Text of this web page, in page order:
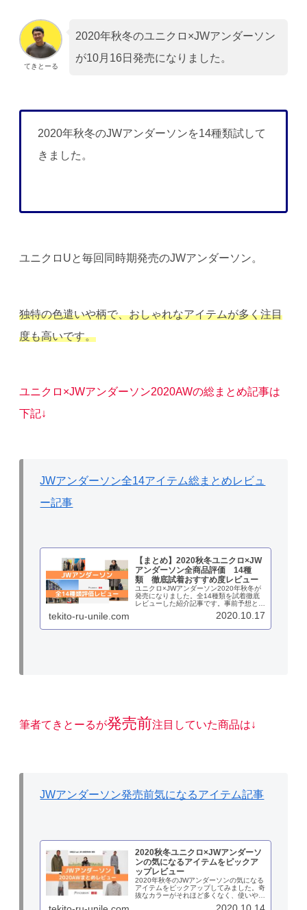
てきとーる
2020年秋冬のユニクロ×JWアンダーソン
が10月16日発売になりました。
2020年秋冬のJWアンダーソンを14種類試して
きました。
ユニクロUと毎回同時期発売のJWアンダーソン。
独特の色遣いや柄で、おしゃれなアイテムが多く注目
度も高いです。
ユニクロ×JWアンダーソン2020AWの総まとめ記事は
下記↓
JWアンダーソン全14アイテム総まとめレビュ
ー記事
【まとめ】2020秋冬ユニクロ×JW
アンダーソン全商品評価 14種
類 徹底試着おすすめ度レビュー
ユニクロ×JWアンダーソン2020年秋冬が
発売になりました。全14種類を試着徹底
レビューした紹介記事です。事前予想とは
ちょっと違った結果になりましたが、良い
アイテムもあるので、しっかりと調べて試
tekito-ru-unile.com 2020.10.17
筆者てきとーるが発売前注目していた商品は↓
JWアンダーソン発売前気になるアイテム記事
2020秋冬ユニクロ×JWアンダーソ
ンの気になるアイテムをピックア
ップレビュー
2020年秋冬のJWアンダーソンの気になる
アイテムをピックアップしてみました。奇
抜なカラーがそれほど多くなく、使いやす
2020.10.14